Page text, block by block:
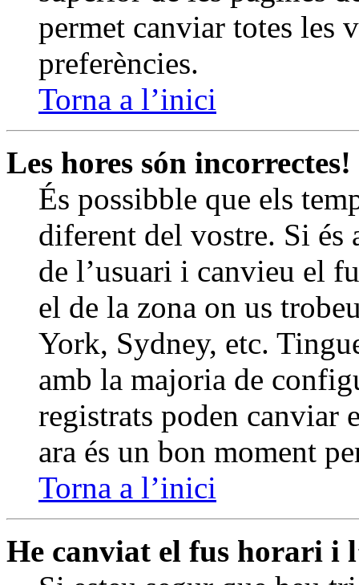
permet canviar totes les
preferències.
Torna a l’inici
Les hores són incorrectes!
És possibble que els
diferent del vostre. Si
de l’usuari i canvieu el
el de la zona on us
York, Sydney, etc.
amb la majoria de
registrats poden canviar
ara és un bon moment
Torna a l’inici
He canviat el fus horari i